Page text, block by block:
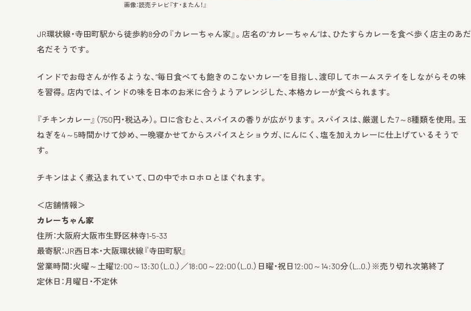
画像：読売テレビ『す・またん！』
JR環状線・寺田町駅から徒歩約8分の『カレーちゃん家』。店名の“カレーちゃん”は、ひたすらカレーを食べ歩く店主のあだ
名だそうです。
インドでお母さんが作るような、“毎日食べても飽きのこないカレー”を目指し、渡印してホームステイをしながらその味
を習得。店内では、インドの味を日本のお米に合うようアレンジした、本格カレーが食べられます。
『チキンカレー』（750円・税込み）。口に含むと、スパイスの香りが広がります。スパイスは、厳選した7～8種類を使用。玉
ねぎを4～5時間かけて炒め、一晩寝かせてからスパイスとショウガ、にんにく、塩を加えカレーに仕上げているそうで
す。
チキンはよく煮込まれていて、口の中でホロホロとほぐれます。
＜店舗情報＞
カレーちゃん家
住所：大阪府大阪市生野区林寺1-5-33
最寄駅：JR西日本・大阪環状線『寺田町駅』
営業時間：火曜～土曜12:00～13:30（L.O.）／18:00～22:00（L.O.）日曜・祝日12:00～14:30分（L..O.）※売り切れ次第終了
定休日：月曜日・不定休